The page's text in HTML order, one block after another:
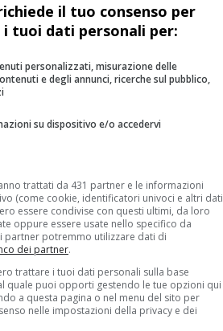
siti Unesco
Julia e porticciolo protagonisti
sua ventesima edizione,
sistema capace di
attivo lungo tutto l’arco
dell’attività
il tuo consenso per
tuoi dati personali per:
personalizzati, misurazione delle
e degli annunci, ricerche sul pubblico,
su dispositivo e/o accedervi
trattati da 431 partner e le informazioni
(come cookie, identificatori univoci e altri dati
essere condivise con questi ultimi, da loro
oppure essere usate nello specifico da
partner potremmo utilizzare dati di
dei partner.
trattare i tuoi dati personali sulla base
quale puoi opporti gestendo le tue opzioni qui
a questa pagina o nel menu del sito per
nelle impostazioni della privacy e dei